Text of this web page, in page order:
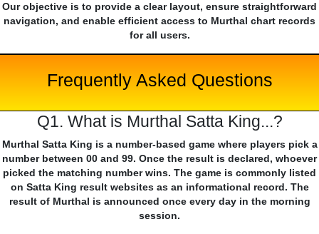
Our objective is to provide a clear layout, ensure straightforward
navigation, and enable efficient access to Murthal chart records
for all users.
Frequently Asked Questions
Q1. What is Murthal Satta King...?
Murthal Satta King is a number-based game where players pick a
number between 00 and 99. Once the result is declared, whoever
picked the matching number wins. The game is commonly listed
on Satta King result websites as an informational record. The
result of Murthal is announced once every day in the morning
session.